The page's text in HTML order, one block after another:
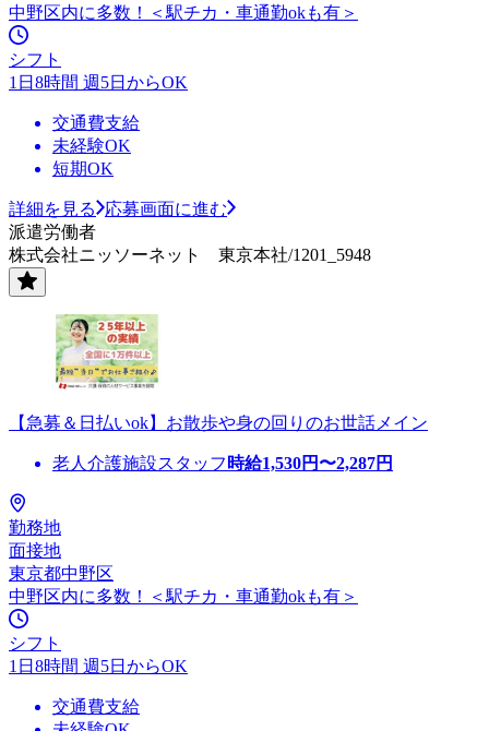
中野区内に多数！＜駅チカ・車通勤okも有＞
シフト
1日8時間 週5日からOK
交通費支給
未経験OK
短期OK
詳細を見る
応募画面に進む
派遣労働者
株式会社ニッソーネット 東京本社/1201_5948
【急募＆日払いok】お散歩や身の回りのお世話メイン
老人介護施設スタッフ 時給1,530円〜2,287円
勤務地
面接地
東京都中野区
中野区内に多数！＜駅チカ・車通勤okも有＞
シフト
1日8時間 週5日からOK
交通費支給